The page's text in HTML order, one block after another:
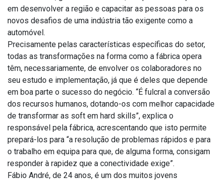
em desenvolver a região e capacitar as pessoas para os
novos desafios de uma indústria tão exigente como a
automóvel.
Precisamente pelas características específicas do setor,
todas as transformações na forma como a fábrica opera
têm, necessariamente, de envolver os colaboradores no
seu estudo e implementação, já que é deles que depende
em boa parte o sucesso do negócio. “É fulcral a conversão
dos recursos humanos, dotando-os com melhor capacidade
de transformar as soft em hard skills”, explica o
responsável pela fábrica, acrescentando que isto permite
prepará-los para “a resolução de problemas rápidos e para
o trabalho em equipa para que, de alguma forma, consigam
responder à rapidez que a conectividade exige”.
Fábio André, de 24 anos, é um dos muitos jovens